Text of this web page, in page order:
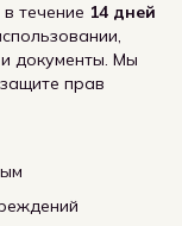
течение 14 дней
документы. Мы
прав